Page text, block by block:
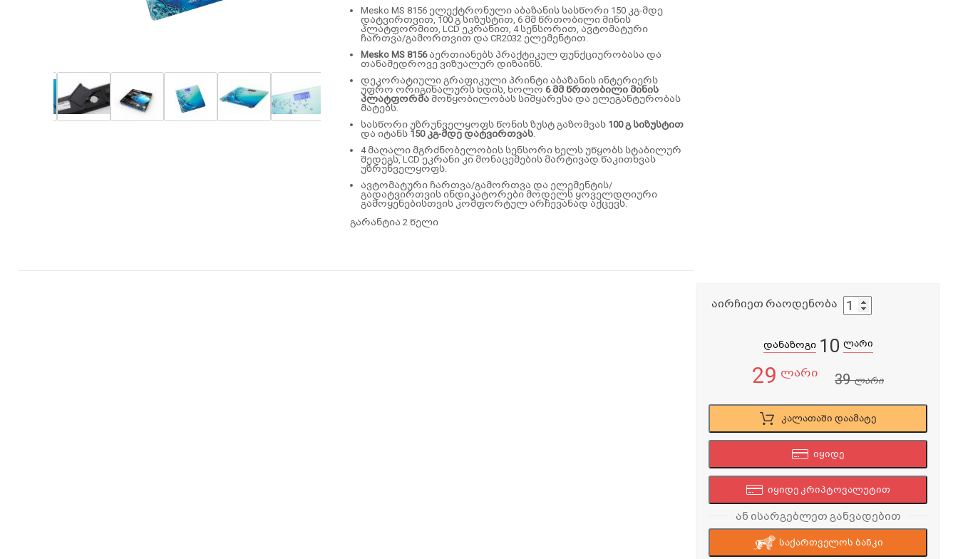
Mesko MS 8156 ელექტრონული აბაზანის სასწორი 150 კგ-მდე
დატვირთვით, 100 გ სიზუსტით, 6 მმ წრთობილი მინის
პლატფორმით, LCD ეკრანით, 4 სენსორით, ავტომატური
ჩართვა/გამორთვით და CR2032 ელემენტით.
Mesko MS 8156აერთიანებს პრაქტიკულ ფუნქციურობასა და
თანამედროვე ვიზუალურ დიზაინს.
დეკორატიული გრაფიკული პრინტი აბაზანის ინტერიერს
უფრო ორიგინალურს ხდის, ხოლო 6 მმ წრთობილი მინის
პლატფორმა მოწყობილობას სიმყარესა და ელეგანტურობას
მატებს.
სასწორი უზრუნველყოფს წონის ზუსტ გაზომვას 100 გ სიზუსტით
და იტანს 150 კგ-მდე დატვირთვას.
4 მაღალი მგრძნობელობის სენსორი ხელს უწყობს სტაბილურ
შედეგს, LCD ეკრანი კი მონაცემების მარტივად წაკითხვას
უზრუნველყოფს.
ავტომატური ჩართვა/გამორთვა და ელემენტის/
გადატვირთვის ინდიკატორები მოდელს ყოველდღიური
გამოყენებისთვის კომფორტულ არჩევანად აქცევს.
გარანტია 2 წელი
აირჩიეთ რაოდენობა
დანაზოგი 10 ლარი
29 ლარი 39ლარი
კალათაში დაამატე
იყიდე
იყიდე კრიპტოვალუტით
ან ისარგებლეთ განვადებით
საქართველოს ბანკი